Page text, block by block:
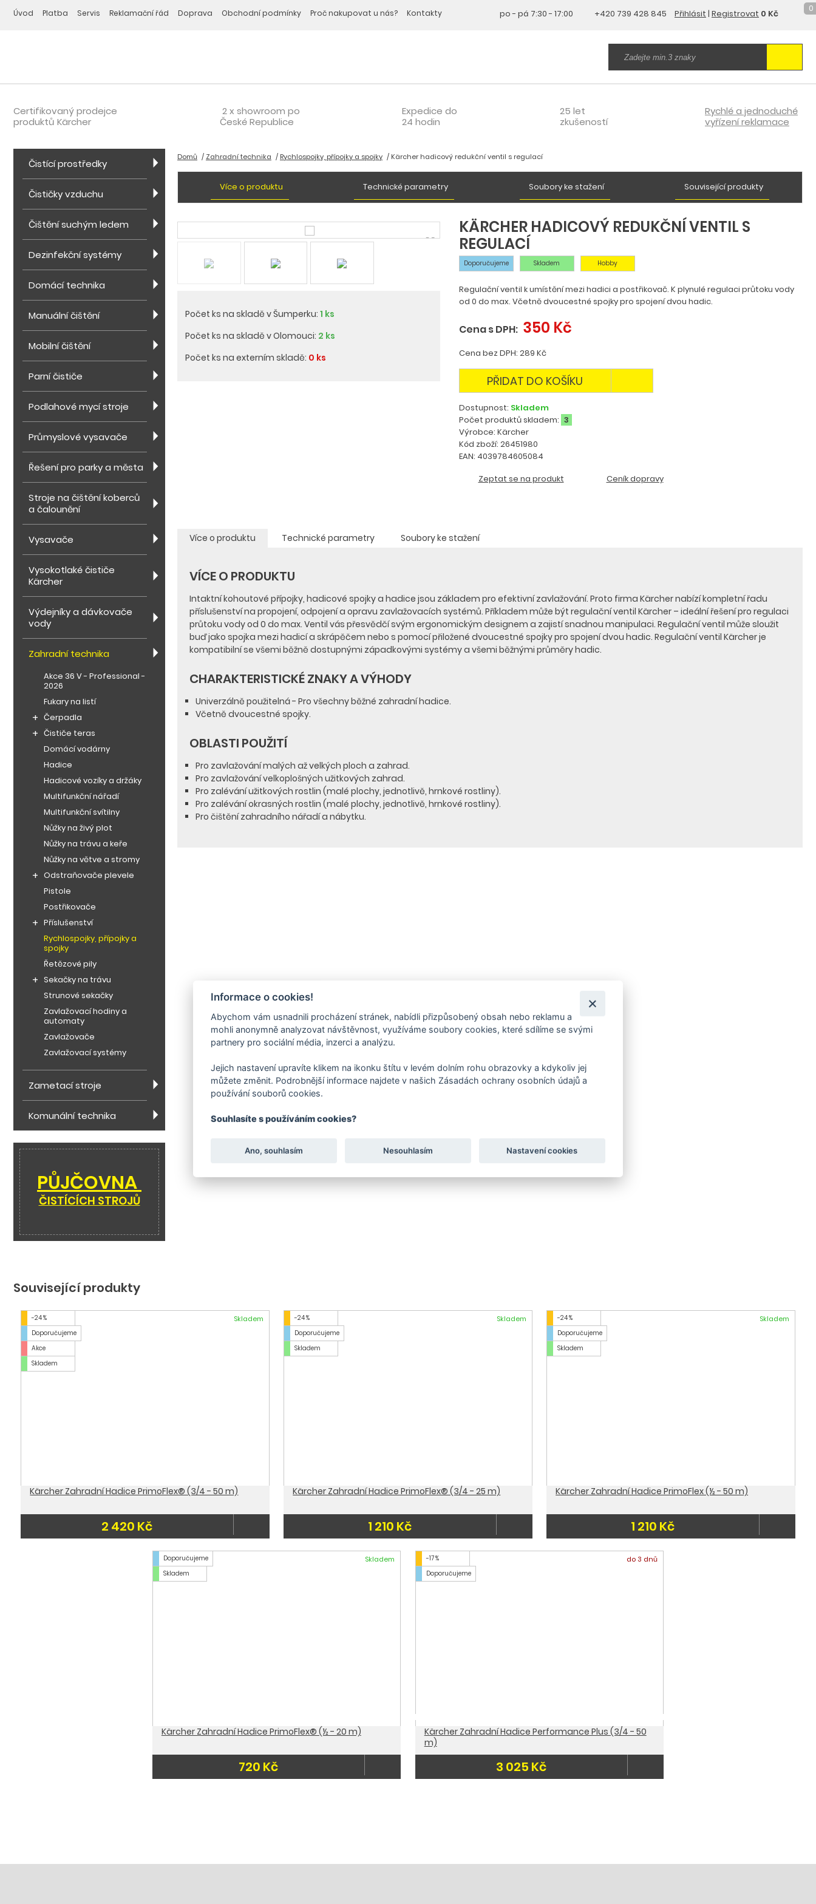
Úvod Platba Servis Reklamační řád Doprava Obchodní podmínky Proč nakupovat u nás? Kontakty po - pá 7:30 - 17:00 +420 739 428 845 Přihlásit | Registrovat 0 Kč 0
Certifikovaný prodejce
produktů Kärcher
2 x showroom po
České Republice
Expedice do
24 hodin
25 let
zkušeností
Rychlé a jednoduché
vyřízení reklamace
Čistící prostředky
Čističky vzduchu
Čištění suchým ledem
Dezinfekční systémy
Domácí technika
Manuální čištění
Mobilní čištění
Parní čističe
Podlahové mycí stroje
Průmyslové vysavače
Řešení pro parky a města
Stroje na čištění koberců
a čalounění
Vysavače
Vysokotlaké čističe
Kärcher
Výdejníky a dávkovače
vody
Zahradní technika
Akce 36 V - Professional -
2026
Fukary na listí
Čerpadla
Čističe teras
Domácí vodárny
Hadice
Hadicové vozíky a držáky
Multifunkční nářadí
Multifunkční svítilny
Nůžky na živý plot
Nůžky na trávu a keře
Nůžky na větve a stromy
Odstraňovače plevele
Pistole
Postřikovače
Příslušenství
Rychlospojky, přípojky a
spojky
Řetězové pily
Sekačky na trávu
Strunové sekačky
Zavlažovací hodiny a
automaty
Zavlažovače
Zavlažovací systémy
Zametací stroje
Komunální technika
PŮJČOVNA
ČISTÍCÍCH STROJŮ
Domů Zahradní technika Rychlospojky, přípojky a spojky Kärcher hadicový redukční ventil s regulací
Více o produktu Technické parametry Soubory ke stažení Související produkty
Počet ks na skladě v Šumperku: 1 ks
Počet ks na skladě v Olomouci: 2 ks
Počet ks na externím skladě: 0 ks
KÄRCHER HADICOVÝ REDUKČNÍ VENTIL S
REGULACÍ
Doporučujeme Skladem Hobby
Regulační ventil k umístění mezi hadici a postřikovač. K plynulé regulaci průtoku vody
od 0 do max. Včetně dvoucestné spojky pro spojení dvou hadic.
Cena s DPH: 350 Kč
Cena bez DPH: 289 Kč
PŘIDAT DO KOŠÍKU
Dostupnost: Skladem
Počet produktů skladem: 3
Výrobce: Kärcher
Kód zboží: 26451980
EAN: 4039784605084
Zeptat se na produkt
Ceník dopravy
Více o produktu Technické parametry Soubory ke stažení
VÍCE O PRODUKTU
Intaktní kohoutové přípojky, hadicové spojky a hadice jsou základem pro efektivní zavlažování. Proto firma Kärcher nabízí kompletní řadu
příslušenství na propojení, odpojení a opravu zavlažovacích systémů. Příkladem může být regulační ventil Kärcher – ideální řešení pro regulaci
průtoku vody od 0 do max. Ventil vás přesvědčí svým ergonomickým designem a zajistí snadnou manipulaci. Regulační ventil může sloužit
buď jako spojka mezi hadicí a skrápěčem nebo s pomocí přiložené dvoucestné spojky pro spojení dvou hadic. Regulační ventil Kärcher je
kompatibilní se všemi běžně dostupnými západkovými systémy a všemi běžnými průměry hadic.
CHARAKTERISTICKÉ ZNAKY A VÝHODY
Univerzálně použitelná - Pro všechny běžné zahradní hadice.
Včetně dvoucestné spojky.
OBLASTI POUŽITÍ
Pro zavlažování malých až velkých ploch a zahrad.
Pro zavlažování velkoplošných užitkových zahrad.
Pro zalévání užitkových rostlin (malé plochy, jednotlivě, hrnkové rostliny).
Pro zalévání okrasných rostlin (malé plochy, jednotlivě, hrnkové rostliny).
Pro čištění zahradního nářadí a nábytku.
Související produkty
-24 %
Doporučujeme
Akce
Skladem
Skladem
Kärcher Zahradní Hadice PrimoFlex® (3/4 - 50 m)
2 420 Kč
-24 %
Doporučujeme
Skladem
Skladem
Kärcher Zahradní Hadice PrimoFlex® (3/4 - 25 m)
1 210 Kč
-24 %
Doporučujeme
Skladem
Skladem
Kärcher Zahradní Hadice PrimoFlex (½ - 50 m)
1 210 Kč
Doporučujeme
Skladem
Skladem
Kärcher Zahradní Hadice PrimoFlex® (½ - 20 m)
720 Kč
-17 %
Doporučujeme
do 3 dnů
Kärcher Zahradní Hadice Performance Plus (3/4 - 50
m)
3 025 Kč
Informace o cookies!
Abychom vám usnadnili procházení stránek, nabídli přizpůsobený obsah nebo reklamu a
mohli anonymně analyzovat návštěvnost, využíváme soubory cookies, které sdílíme se svými
partnery pro sociální média, inzerci a analýzu.
Jejich nastavení upravíte klikem na ikonku štítu v levém dolním rohu obrazovky a kdykoliv jej
můžete změnit. Podrobnější informace najdete v našich Zásadách ochrany osobních údajů a
používání souborů cookies.
Souhlasíte s používáním cookies?
Ano, souhlasím Nesouhlasím Nastavení cookies